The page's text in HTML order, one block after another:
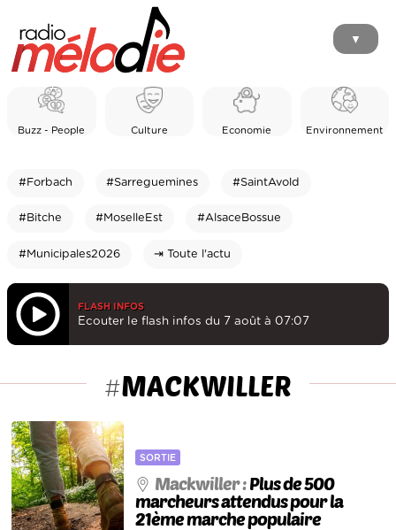
▼
Buzz - People Culture Economie Environnement
#Forbach #Sarreguemines #SaintAvold
#Bitche #MoselleEst #AlsaceBossue
#Municipales2026 ⇥ Toute l'actu
FLASH INFOS
Ecouter le flash infos du 7 août à 07:07
#MACKWILLER
SORTIE
Mackwiller :Plus de 500
marcheurs attendus pour la
21ème marche populaire